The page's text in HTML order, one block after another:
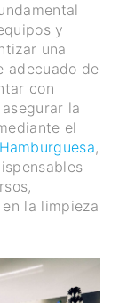
y
una
adecuado de
con
la
el
,
la limpieza